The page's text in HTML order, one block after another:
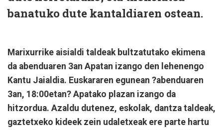
banatuko dute kantaldiaren ostean.
Marixurrike aisialdi taldeak bultzatutako ekimena
da abenduaren 3an Apatan izango den lehenengo
Kantu Jaialdia. Euskararen egunean ?abenduaren
3an, 18:00etan? Apatako plazan izango da
hitzordua. Azaldu dutenez, eskolak, dantza taldeak,
gaztetxeko kideek zein udaletxeak ere parte hartu